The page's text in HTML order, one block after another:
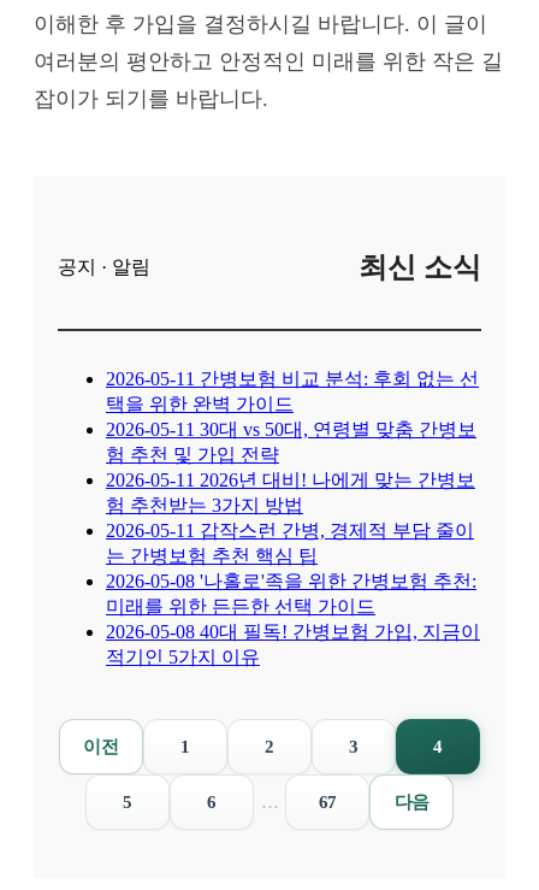
이해한 후 가입을 결정하시길 바랍니다. 이 글이
여러분의 평안하고 안정적인 미래를 위한 작은 길
잡이가 되기를 바랍니다.
공지 · 알림 최신 소식
2026-05-11 간병보험 비교 분석: 후회 없는 선
택을 위한 완벽 가이드
2026-05-11 30대 vs 50대, 연령별 맞춤 간병보
험 추천 및 가입 전략
2026-05-11 2026년 대비! 나에게 맞는 간병보
험 추천받는 3가지 방법
2026-05-11 갑작스런 간병, 경제적 부담 줄이
는 간병보험 추천 핵심 팁
2026-05-08 '나홀로'족을 위한 간병보험 추천:
미래를 위한 든든한 선택 가이드
2026-05-08 40대 필독! 간병보험 가입, 지금이
적기인 5가지 이유
이전 1 2 3 4
5 6 … 67 다음